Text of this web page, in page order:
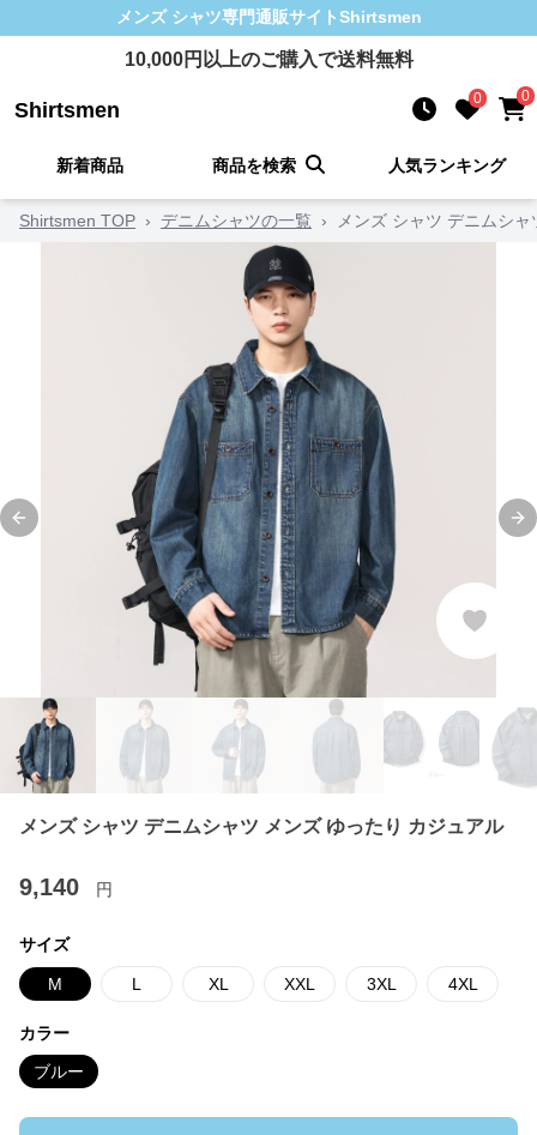
メンズ シャツ専門通販サイトShirtsmen
10,000円以上のご購入で送料無料
Shirtsmen 0 0
新着商品 商品を検索 人気ランキング
Shirtsmen TOP › デニムシャツの一覧 › メンズ シャツ デニムシ
Previous slide
メンズ シャツ デニムシャツ メンズ ゆったり カジュアル
9,140 円
サイズ
M L XL XXL 3XL 4XL
カラー
ブルー